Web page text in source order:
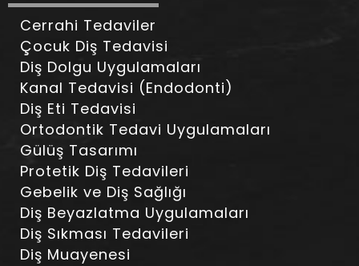
Cerrahi Tedaviler
Çocuk Diş Tedavisi
Diş Dolgu Uygulamaları
Kanal Tedavisi (Endodonti)
Diş Eti Tedavisi
Ortodontik Tedavi Uygulamaları
Gülüş Tasarımı
Protetik Diş Tedavileri
Gebelik ve Diş Sağlığı
Diş Beyazlatma Uygulamaları
Diş Sıkması Tedavileri
Diş Muayenesi